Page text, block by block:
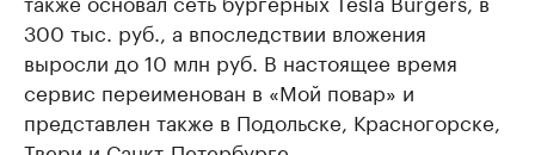
300 тыс. руб., а впоследствии вложения
выросли до 10 млн руб. В настоящее время
сервис переименован в «Мой повар» и
представлен также в Подольске, Красногорске,